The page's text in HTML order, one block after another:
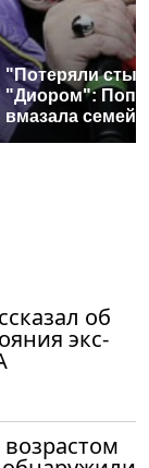
"Потеряли стыд
"Диором":
вмазала
об
экс-